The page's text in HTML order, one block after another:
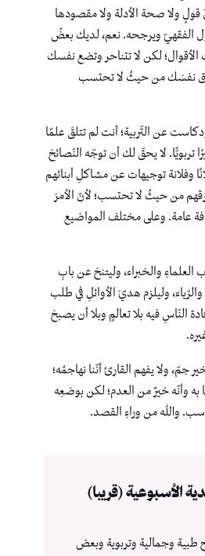
قولٍ ولا صحة الأدلة ولا مقصودها
الفقهيّ ويرجحه. نعم، لديك بعضُ
الأقوال؛ لكن لا تتناحر وتضع نفسك
نفسَك من حيثُ لا تحتسب
عن التّربية؛ أنت لم تتلقَ علمًا
تربويًّا. لا يحقّ لك أن توجّه النّصائحَ
وفلانة توجيهات عن مشاكلِ أبنائهم
من حيثُ لا تحتسب؛ لأنّ الأمرَ
عامة. وعلى مختلف المواضيع
العلماءِ والخبراء، وليتنحَ عن بابِ
والرّياء، وليلزم هديَ الأوائلِ في طلب
النّاسِ فيه بلا تعالمٍ وبلا أن يصبحَ
جمّ، ولا يفهم القارئ أنّنا نهاجمُه؛
وأنّه خيرٌ من العدم؛ لكن بوضعِه
والله من وراءِ القصد.
الأسبوعية (قريبا)
طبية وجمالية وتربوية وبعض